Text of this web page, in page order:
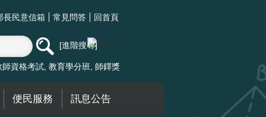
長民意信箱 常見問答 回首頁
進階搜尋
師資格考試 教育學分班 師鐸獎
便民服務 訊息公告